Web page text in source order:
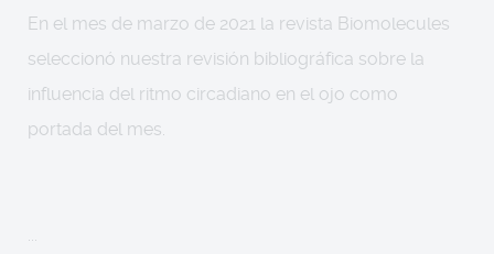
En el mes de marzo de 2021 la revista Biomolecules
seleccionó nuestra revisión bibliográfica sobre la
influencia del ritmo circadiano en el ojo como
portada del mes.